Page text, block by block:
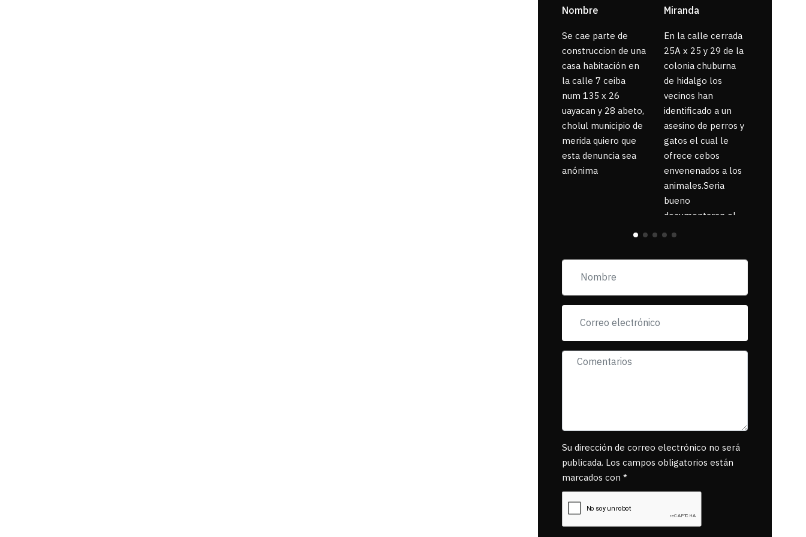
Nombre
Se cae parte de
construccion de una
casa habitación en
la calle 7 ceiba
num 135 x 26
uayacan y 28 abeto,
cholul municipio de
merida quiero que
esta denuncia sea
anónima
Miranda
En la calle cerrada
25A x 25 y 29 de la
colonia chuburna
de hidalgo los
vecinos han
identificado a un
asesino de perros y
gatos el cual le
ofrece cebos
envenenados a los
animales.Seria
bueno
documentaran el
suceso ya que la
pancartas de
exigiendo al asesino
se reponsanbilice
Su dirección de correo electrónico no será
publicada. Los campos obligatorios están
marcados con *